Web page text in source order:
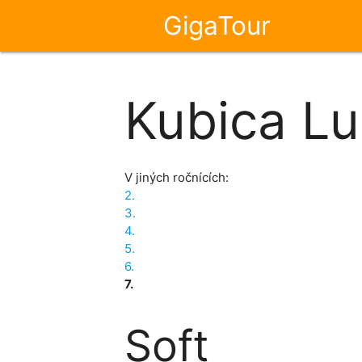
GigaTour
Kubica
V jiných ročnících:
2.
3.
4.
5.
6.
7.
Soft